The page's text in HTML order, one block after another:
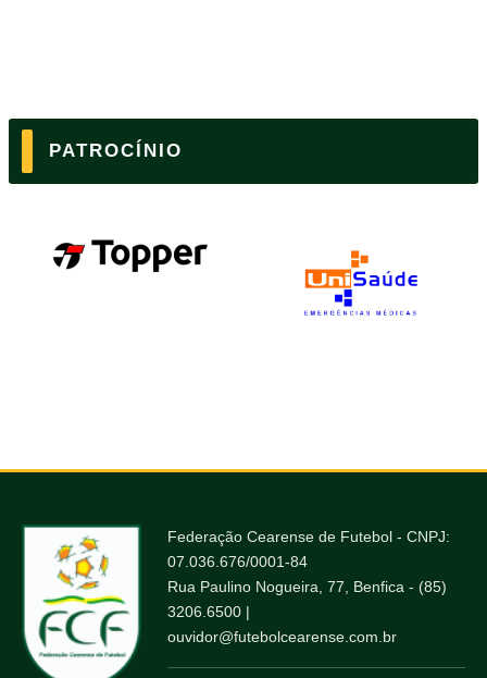
PATROCÍNIO
Federação Cearense de Futebol - CNPJ:
07.036.676/0001-84
Rua Paulino Nogueira, 77, Benfica - (85)
3206.6500 |
ouvidor@futebolcearense.com.br